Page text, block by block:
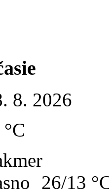
8. 2026
26/13